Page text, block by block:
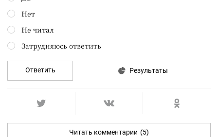
Нет
Не читал
Затрудняюсь ответить
Ответить Результаты
Читать комментарии (5)